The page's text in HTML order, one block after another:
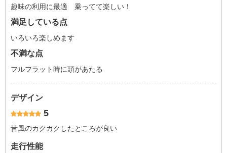
趣味の利用に最適 乗ってて楽しい！
満足している点
いろいろ楽しめます
不満な点
フルフラット時に頭があたる
デザイン
5
昔風のカクカクしたところが良い
走行性能